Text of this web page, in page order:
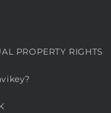
PROPERTY RIGHTS